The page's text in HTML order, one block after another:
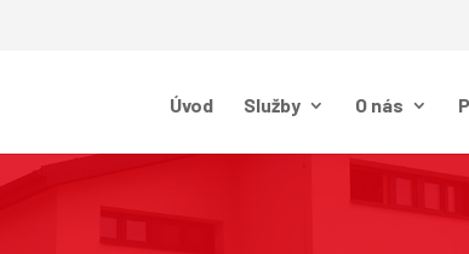
Úvod Služby O nás